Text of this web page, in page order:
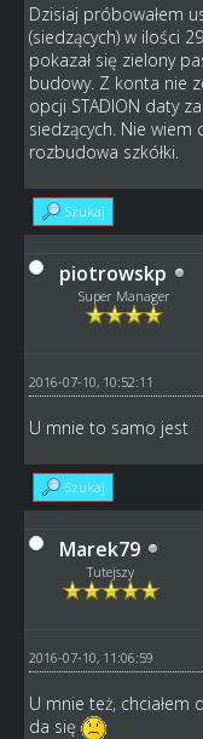
Dzisiaj próbowałem
(siedzących) w ilości
pokazał się zielony
budowy. Z konta nie
opcji STADION daty
siedzących. Nie wiem
rozbudowa szkółki.
Szukaj
piotrowskp
Super Manager
2016-07-10, 10:52:11
U mnie to samo jest
Szukaj
Marek79
Tutejszy
2016-07-10, 11:06:59
U mnie też, chciałem
da się